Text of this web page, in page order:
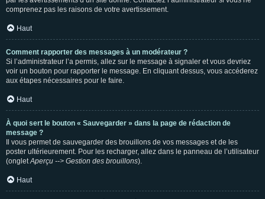
comprenez pas les raisons de votre avertissement.
Haut
Comment rapporter des messages à un modérateur ?
Si l’administrateur l’a permis, allez sur le message à signaler et vous devriez
voir un bouton pour rapporter le message. En cliquant dessus, vous accéderez
aux étapes nécessaires pour le faire.
Haut
À quoi sert le bouton « Sauvegarder » dans la page de rédaction de
message ?
Il vous permet de sauvegarder des brouillons de vos messages et de les
poster ultérieurement. Pour les recharger, allez dans le panneau de l’utilisateur
(ongletAperçu --> Gestion des brouillons).
Haut